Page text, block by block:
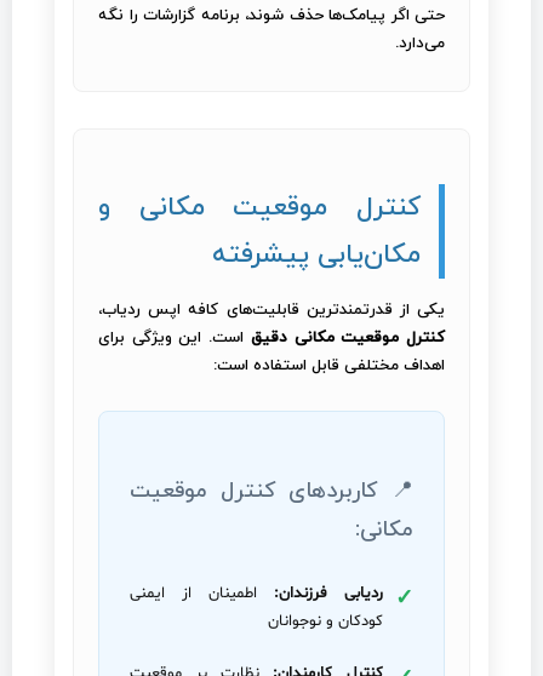
حتی اگر پیامک‌ها حذف شوند، برنامه گزارشات را نگه
می‌دارد.
کنترل موقعیت مکانی و
مکان‌یابی پیشرفته
یکی از قدرتمندترین قابلیت‌های کافه اپس ردیاب،
کنترل موقعیت مکانی دقیق است. این ویژگی برای
اهداف مختلفی قابل استفاده است:
📍 کاربردهای کنترل موقعیت
مکانی:
ردیابی فرزندان: اطمینان از ایمنی
کودکان و نوجوانان